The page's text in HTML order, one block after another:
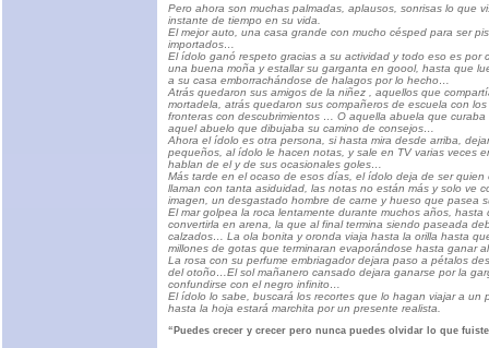
Pero ahora son muchas palmadas, aplausos, sonrisas lo que
instante de tiempo en su vida.
El mejor auto, una casa grande con mucho césped para ser
importados…
El ídolo ganó respeto gracias a su actividad y todo eso es por
una buena moña y estallar su garganta en goool, hasta que
a su casa emborrachándose de halagos por lo hecho…
Atrás quedaron sus amigos de la niñez , aquellos que
mortadela, atrás quedaron sus compañeros de escuela con
fronteras con descubrimientos … O aquella abuela que curaba
aquel abuelo que dibujaba su camino de consejos…
Ahora el ídolo es otra persona, si hasta mira desde arriba,
pequeños, al ídolo le hacen notas, y sale en TV varias veces
hablan de el y de sus ocasionales goles…
Más tarde en el ocaso de esos días, el ídolo deja de ser quien
llaman con tanta asiduidad, las notas no están más y solo ve
imagen, un desgastado hombre de carne y hueso que pasea
El mar golpea la roca lentamente durante muchos años, hasta
convertirla en arena, la que al final termina siendo paseada
calzados… La ola bonita y oronda viaja hasta la orilla hasta
millones de gotas que terminaran evaporándose hasta ganar
La rosa con su perfume embriagador dejara paso a pétalos
del otoño…El sol mañanero cansado dejara ganarse por la
confundirse con el negro infinito…
El ídolo lo sabe, buscará los recortes que lo hagan viajar a un
hasta la hoja estará marchita por un presente realista.
“Puedes crecer y crecer pero nunca puedes olvidar lo que